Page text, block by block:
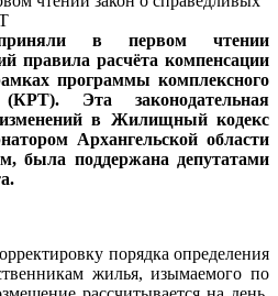
в первом чтении
правила расчёта компенсации
программы комплексного
Эта законодательная
в Жилищный кодекс
Архангельской области
была поддержана депутатами
порядка определения
жилья, изымаемого по